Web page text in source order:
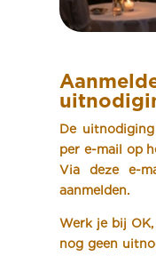
De
per e-mail op
Via deze e-
aanmelden.
Werk je bij
nog geen